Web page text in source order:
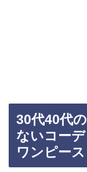
30代40代
ないコー
ワンピー